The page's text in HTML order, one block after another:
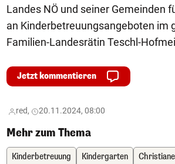
Landes NÖ und seiner Gemeinden
an Kinderbetreuungsangeboten im
Familien-Landesrätin Teschl-
Jetzt kommentieren
red, 20.11.2024, 08:00
Mehr zum Thema
Kinderbetreuung Kindergarten